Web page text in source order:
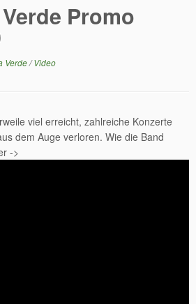
Promo
Verde/Video
viel erreicht, zahlreiche Konzerte
dem Auge verloren. Wie die Band
->